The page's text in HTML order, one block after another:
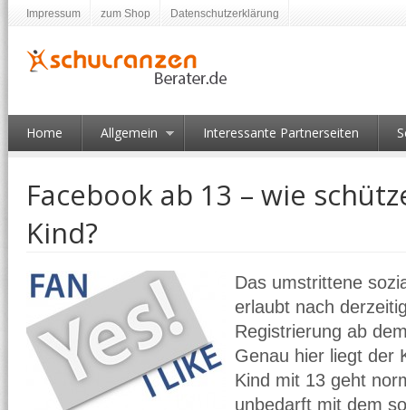
Impressum zum Shop Datenschutzerklärung
Home Allgemein Interessante Partnerseiten
Facebook ab 13 – wie
Kind?
Das umstrittene
erlaubt nach
Registrierung ab
Genau hier liegt der
Kind mit 13 geht
unbedarft mit dem